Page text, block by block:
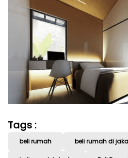
Tags :
beli rumah beli rumah di